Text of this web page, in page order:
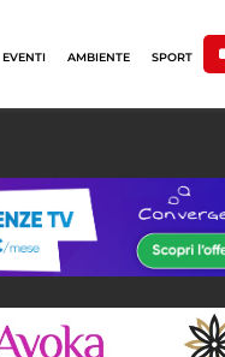
EVENTI AMBIENTE SPORT